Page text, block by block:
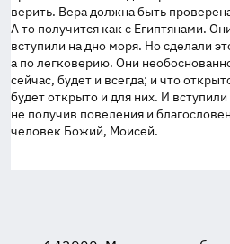
верить. Вера должна быть
А то получится как с Египтянами.
вступили на дно моря. Но сделали
а по легковерию. Они
сейчас, будет и всегда; и что
будет открыто и для них. И
не получив повеления и
человек Божий, Моисей.